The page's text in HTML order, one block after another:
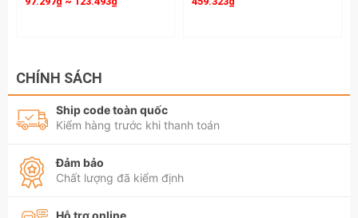
CHÍNH SÁCH
Ship code toàn quốc
Kiểm hàng trước khi thanh toán
Đảm bảo
Chất lượng đã kiểm định
Hỗ trợ online